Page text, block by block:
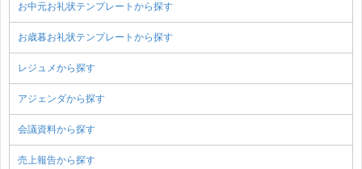
お中元お礼状テンプレートから探す
お歳暮お礼状テンプレートから探す
レジュメから探す
アジェンダから探す
会議資料から探す
売上報告から探す